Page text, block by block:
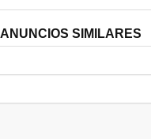
ANUNCIOS SIMILARES